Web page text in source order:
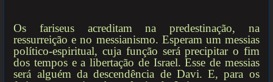
Os fariseus acreditam na predestinação, na
ressurreição e no messianismo. Esperam um messias
político-espiritual, cuja função será precipitar o fim
dos tempos e a libertação de Israel. Esse de messias
será alguém da descendência de Davi. E, para os